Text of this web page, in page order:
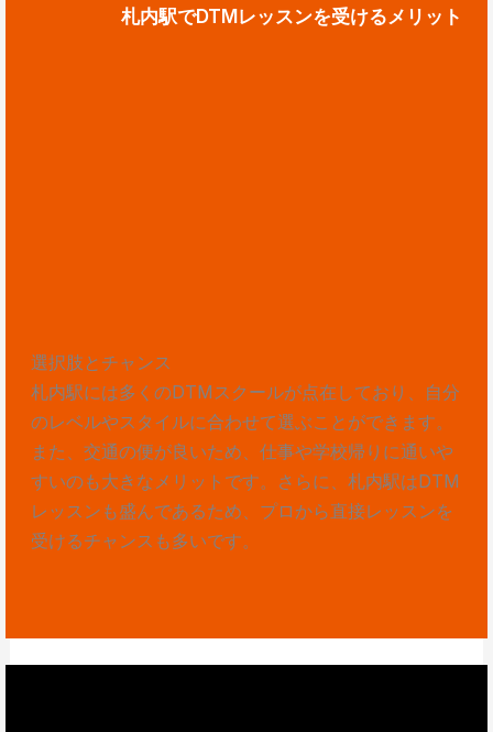
札内駅でDTMレッスンを受けるメリット
選択肢とチャンス
札内駅には多くのDTMスクールが点在しており、自分
のレベルやスタイルに合わせて選ぶことができます。
また、交通の便が良いため、仕事や学校帰りに通いや
すいのも大きなメリットです。さらに、札内駅はDTM
レッスンも盛んであるため、プロから直接レッスンを
受けるチャンスも多いです。